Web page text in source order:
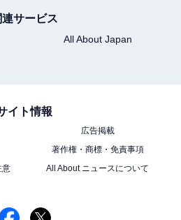
のない場合があります
連サービス
All About Japan
イト情報
広告掲載
著作権・商標・免責事項
意
All About ニュースについて